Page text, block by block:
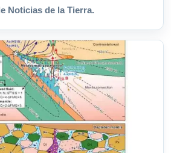
Noticias de la Tierra.